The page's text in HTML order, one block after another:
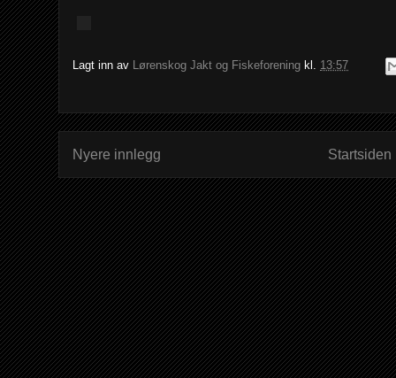
Lagt inn av Lørenskog Jakt og Fiskeforening kl. 13:57
Nyere innlegg Startsiden